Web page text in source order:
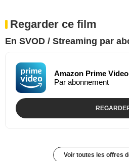
Regarder ce film
En SVOD / Streaming par
Amazon Prime Video
Par abonnement
Voir toutes les offres